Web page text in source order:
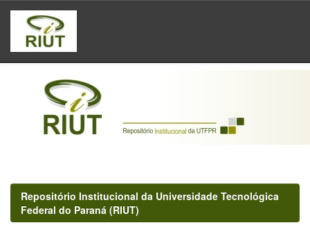
Skip
navigation
Repositório Institucional da Universidade Tecnológica
Federal do Paraná (RIUT)